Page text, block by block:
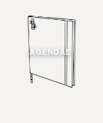
AGENDAS